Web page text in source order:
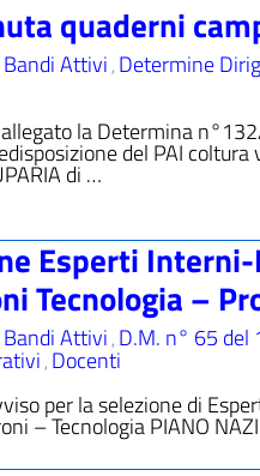
quaderni
Bandi Attivi, Determine
la Determina
del PAI
di …
Esperti
Tecnologia –
Bandi Attivi, D.M. n° 65
, Docenti
per la selezione di
– Tecnologia PIANO